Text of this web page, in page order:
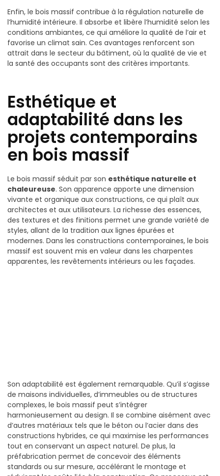
Enfin, le bois massif contribue à la régulation naturelle de
l’humidité intérieure. Il absorbe et libère l’humidité selon les
conditions ambiantes, ce qui améliore la qualité de l’air et
favorise un climat sain. Ces avantages renforcent son
attrait dans le secteur du bâtiment, où la qualité de vie et
la santé des occupants sont des critères importants.
Esthétique et
adaptabilité dans les
projets contemporains
en bois massif
Le bois massif séduit par son esthétique naturelle et
chaleureuse. Son apparence apporte une dimension
vivante et organique aux constructions, ce qui plaît aux
architectes et aux utilisateurs. La richesse des essences,
des textures et des finitions permet une grande variété de
styles, allant de la tradition aux lignes épurées et
modernes. Dans les constructions contemporaines, le bois
massif est souvent mis en valeur dans les charpentes
apparentes, les revêtements intérieurs ou les façades.
Son adaptabilité est également remarquable. Qu’il s’agisse
de maisons individuelles, d’immeubles ou de structures
complexes, le bois massif peut s’intégrer
harmonieusement au design. Il se combine aisément avec
d’autres matériaux tels que le béton ou l’acier dans des
constructions hybrides, ce qui maximise les performances
tout en conservant un aspect naturel. De plus, la
préfabrication permet de concevoir des éléments
standards ou sur mesure, accélérant le montage et